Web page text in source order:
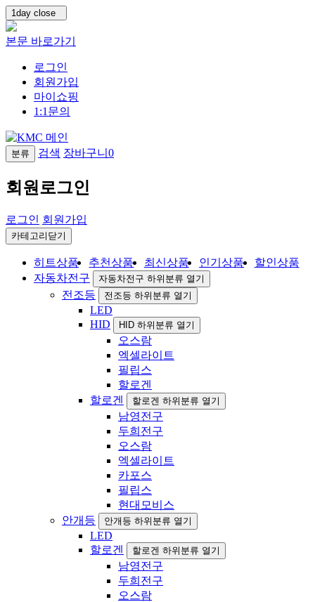
1day close
본문 바로가기
로그인
회원가입
마이쇼핑
1:1문의
분류 검색 장바구니 0
회원로그인
로그인 회원가입
카테고리닫기
히트상품 추천상품 최신상품 인기상품
할인상품
자동차전구
자동차전구 하위분류 열기
전조등 전조등 하위분류 열기
LED
HID
HID 하위분류 열기
오스람
엑셀라이트
필립스
할로겐
할로겐
할로겐 하위분류 열기
남영전구
두희전구
오스람
엑셀라이트
카포스
필립스
현대모비스
안개등
안개등 하위분류 열기
LED
할로겐
할로겐 하위분류 열기
남영전구
두희전구
오스람